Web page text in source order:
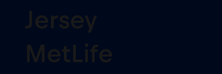
Jersey
MetLife